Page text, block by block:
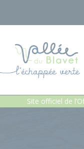
Site officiel de